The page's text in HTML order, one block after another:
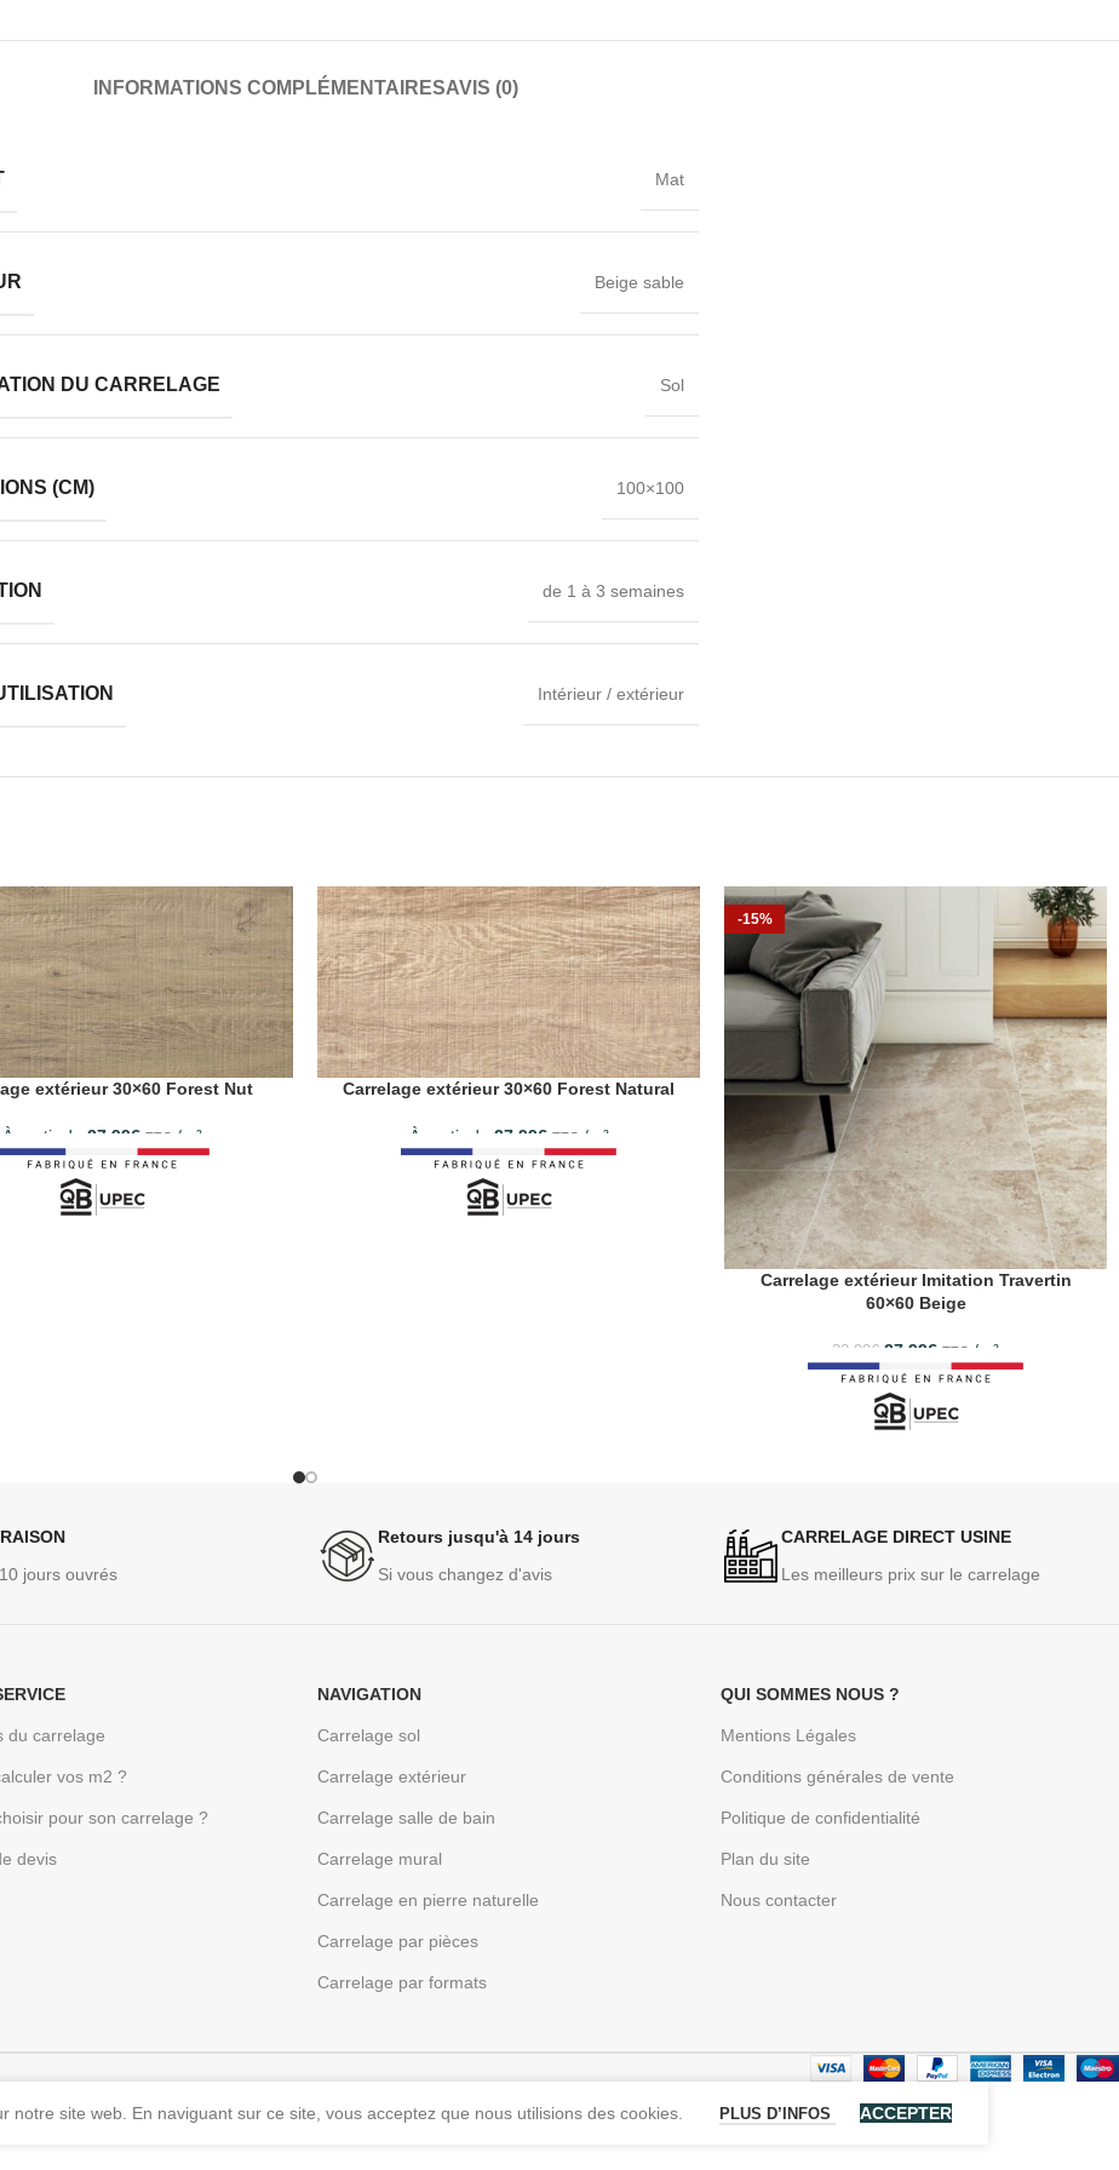
INFORMATIONS COMPLÉMENTAIRESAVIS (0)
Mat
Beige sable
DU CARRELAGE Sol
(CM) 100×100
de 1 à 3 semaines
Intérieur / extérieur
extérieur 30×60 Forest Nut
À partir de 27.99€ TTC /m²
Carrelage extérieur 30×60 Forest Natural
À partir de 27.99€ TTC /m²
-15%
Carrelage extérieur Imitation Travertin
60×60 Beige
32.99€ 27.99€ TTC /m²
jours ouvrés
Retours jusqu'à 14 jours
Si vous changez d'avis
CARRELAGE DIRECT USINE
Les meilleurs prix sur le carrelage
du carrelage
vos m2 ?
pour son carrelage ?
devis
NAVIGATION
Carrelage sol
Carrelage extérieur
Carrelage salle de bain
Carrelage mural
Carrelage en pierre naturelle
Carrelage par pièces
Carrelage par formats
QUI SOMMES NOUS ?
Mentions Légales
Conditions générales de vente
Politique de confidentialité
Plan du site
Nous contacter
site web. En naviguant sur ce site, vous acceptez que nous utilisions des cookies. PLUS D’INFOS ACCEPTER